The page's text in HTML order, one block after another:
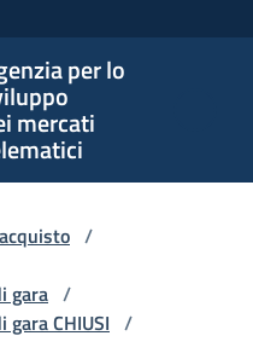
per lo
mercati
/
gara /
CHIUSI /